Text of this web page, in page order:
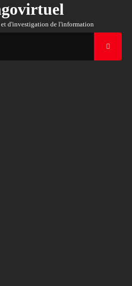
et d'investigation de l'information